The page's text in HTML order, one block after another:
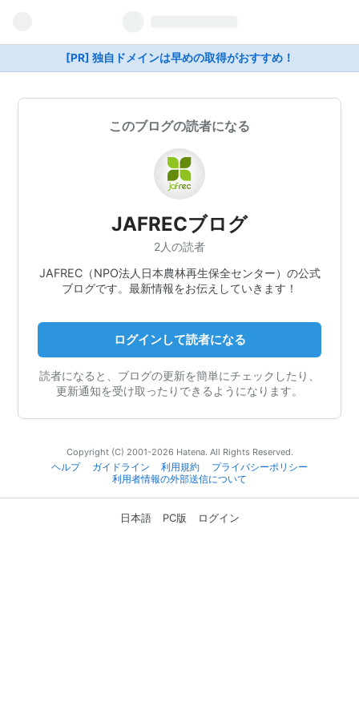
[PR] 独自ドメインは早めの取得がおすすめ！
このブログの読者になる
JAFRECブログ
2人の読者
JAFREC（NPO法人日本農林再生保全センター）の公式
ブログです。最新情報をお伝えしていきます！
ログインして読者になる
読者になると、ブログの更新を簡単にチェックしたり、
更新通知を受け取ったりできるようになります。
Copyright (C) 2001-2026 Hatena. All Rights Reserved.
ヘルプ
ガイドライン 利用規約
プライバシーポリシー
利用者情報の外部送信について
日本語 PC版 ログイン